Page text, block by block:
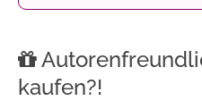
kaufen?!